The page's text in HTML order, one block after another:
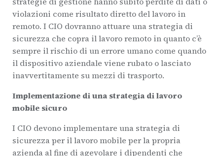
violazioni come risultato diretto del lavoro in
remoto. I CIO dovranno attuare una strategia di
sicurezza che copra il lavoro remoto in quanto c’è
sempre il rischio di un errore umano come quando
il dispositivo aziendale viene rubato o lasciato
inavvertitamente su mezzi di trasporto.
Implementazione di una strategia di lavoro
mobile sicuro
I CIO devono implementare una strategia di
sicurezza per il lavoro mobile per la propria
azienda al fine di agevolare i dipendenti che